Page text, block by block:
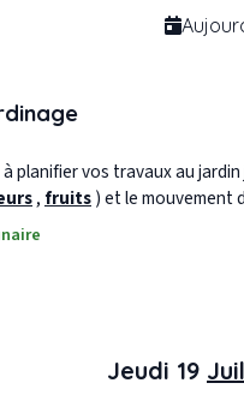
planifier vos travaux au
, fruits) et le mouvement
Jeudi 19